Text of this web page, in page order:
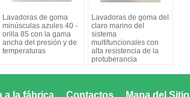
Lavadoras de goma
minúsculas azules 40 -
orilla 85 con la gama
ancha del presión y de
temperaturas
Lavadoras de goma del
claro marino del
sistema
multifuncionales con
alta resistencia de la
protuberancia
Mapa del Sitio
Contactos
a la fábrica